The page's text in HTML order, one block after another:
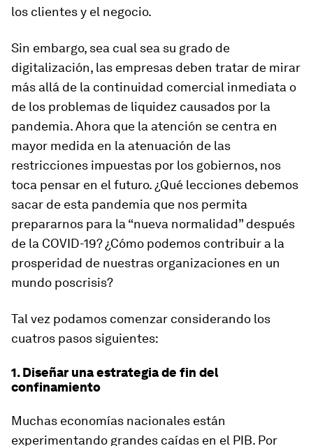
los clientes y el negocio.
Sin embargo, sea cual sea su grado de
digitalización, las empresas deben tratar de mirar
más allá de la continuidad comercial inmediata o
de los problemas de liquidez causados por la
pandemia. Ahora que la atención se centra en
mayor medida en la atenuación de las
restricciones impuestas por los gobiernos, nos
toca pensar en el futuro. ¿Qué lecciones debemos
sacar de esta pandemia que nos permita
prepararnos para la “nueva normalidad” después
de la COVID-19? ¿Cómo podemos contribuir a la
prosperidad de nuestras organizaciones en un
mundo poscrisis?
Tal vez podamos comenzar considerando los
cuatros pasos siguientes:
1. Diseñar una estrategia de fin del
confinamiento
Muchas economías nacionales están
experimentando grandes caídas en el PIB. Por